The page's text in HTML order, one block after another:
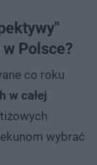
Polsce?
co roku
w całej
wybrać